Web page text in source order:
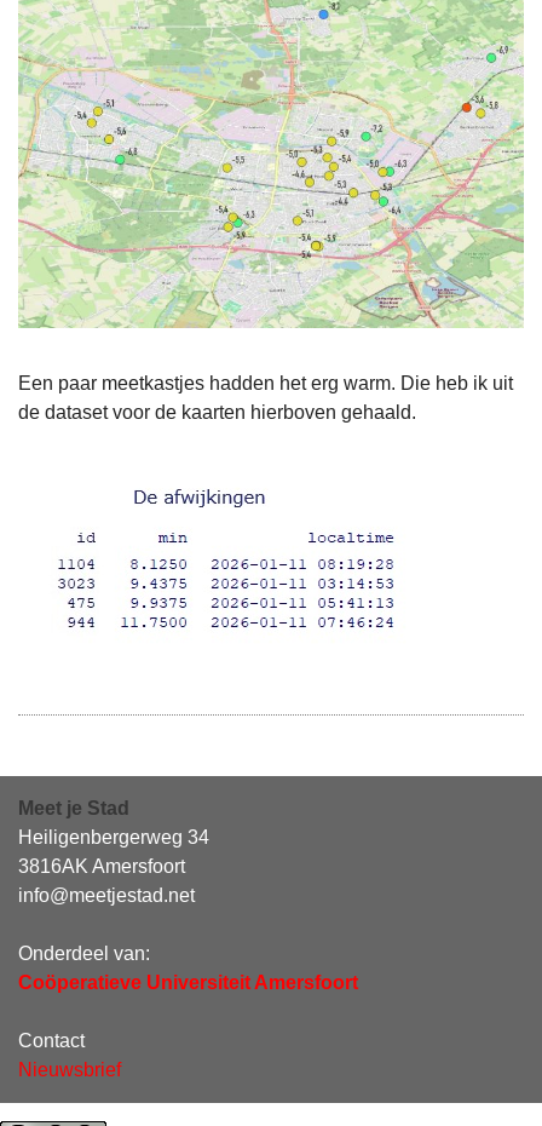
Een paar meetkastjes hadden het erg warm. Die heb ik uit
de dataset voor de kaarten hierboven gehaald.
Meet je Stad
Heiligenbergerweg 34
3816AK Amersfoort
info@meetjestad.net
Onderdeel van:
Coöperatieve Universiteit Amersfoort
Contact
Nieuwsbrief